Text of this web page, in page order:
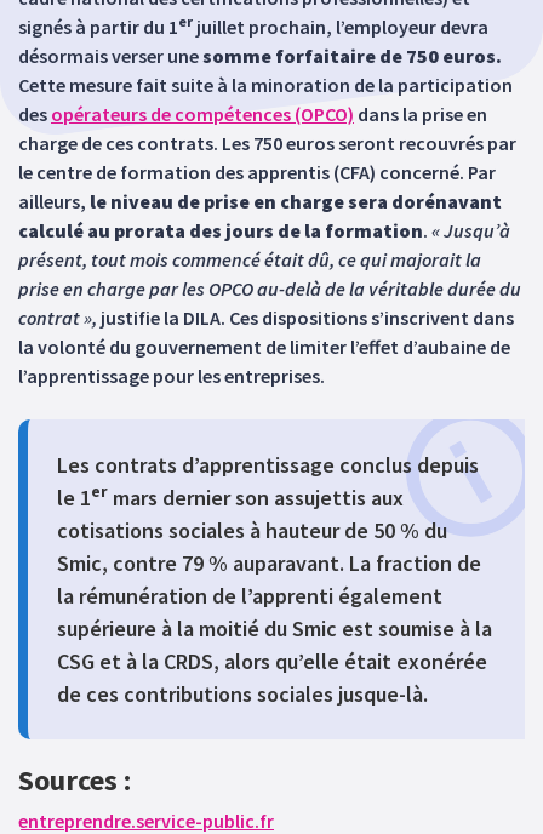
signés à partir du 1er juillet prochain, l’employeur devra
désormais verser unesomme forfaitaire de 750 euros.
Cette mesure fait suite à la minoration de la participation
des opérateurs de compétences (OPCO) dans la prise en
charge de ces contrats. Les 750 euros seront recouvrés par
le centre de formation des apprentis (CFA) concerné. Par
ailleurs, le niveau de prise en charge sera dorénavant
calculé au prorata des jours de la formation. « Jusqu’à
présent, tout mois commencé était dû, ce qui majorait la
prise en charge par les OPCO au-delà de la véritable durée du
contrat », justifie la DILA. Ces dispositions s’inscrivent dans
la volonté du gouvernement de limiter l’effet d’aubaine de
l’apprentissage pour les entreprises.
Les contrats d’apprentissage conclus depuis
le 1er mars dernier son assujettis aux
cotisations sociales à hauteur de 50 % du
Smic, contre 79 % auparavant. La fraction de
la rémunération de l’apprenti également
supérieure à la moitié du Smic est soumise à la
CSG et à la CRDS, alors qu’elle était exonérée
de ces contributions sociales jusque-là.
Sources :
entreprendre.service-public.fr